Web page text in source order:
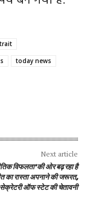
today news
Next article
विफलता’ की ओर बढ़ रहा है
का रास्ता अपनाने की जरूरत,
सेक्रेटरी ऑफ स्टेट की चेतावनी